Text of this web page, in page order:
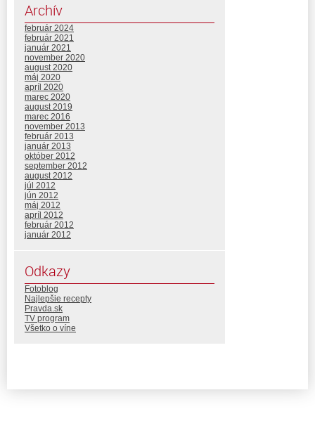
Archív
február 2024
február 2021
január 2021
november 2020
august 2020
máj 2020
apríl 2020
marec 2020
august 2019
marec 2016
november 2013
február 2013
január 2013
október 2012
september 2012
august 2012
júl 2012
jún 2012
máj 2012
apríl 2012
február 2012
január 2012
Odkazy
Fotoblog
Najlepšie recepty
Pravda.sk
TV program
Všetko o víne